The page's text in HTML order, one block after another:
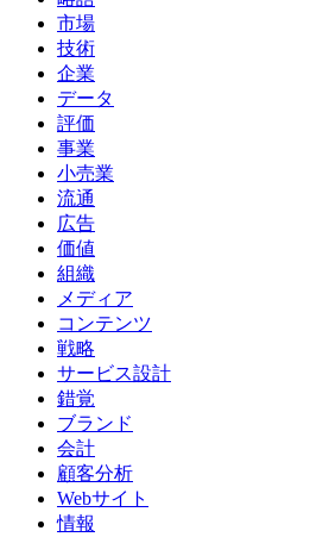
市場
技術
企業
データ
評価
事業
小売業
流通
広告
価値
組織
メディア
コンテンツ
戦略
サービス設計
錯覚
ブランド
会計
顧客分析
Webサイト
情報